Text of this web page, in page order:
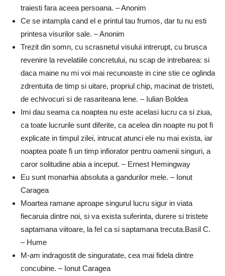
traiesti fara aceea persoana. – Anonim
Ce se intampla cand el e printul tau frumos, dar tu nu esti
printesa visurilor sale. – Anonim
Trezit din somn, cu scrasnetul visului intrerupt, cu brusca
revenire la revelatiile concretului, nu scap de intrebarea: si
daca maine nu mi voi mai recunoaste in cine stie ce oglinda
zdrentuita de timp si uitare, propriul chip, macinat de tristeti,
de echivocuri si de rasariteana lene. – Iulian Boldea
Imi dau seama ca noaptea nu este acelasi lucru ca si ziua,
ca toate lucrurile sunt diferite, ca acelea din noapte nu pot fi
explicate in timpul zilei, intrucat atunci ele nu mai exista, iar
noaptea poate fi un timp infiorator pentru oamenii singuri, a
caror solitudine abia a inceput. – Ernest Hemingway
Eu sunt monarhia absoluta a gandurilor mele. – Ionut
Caragea
Moartea ramane aproape singurul lucru sigur in viata
fiecaruia dintre noi, si va exista suferinta, durere si tristete
saptamana viitoare, la fel ca si saptamana trecuta.Basil C.
– Hume
M-am indragostit de singuratate, cea mai fidela dintre
concubine. – Ionut Caragea